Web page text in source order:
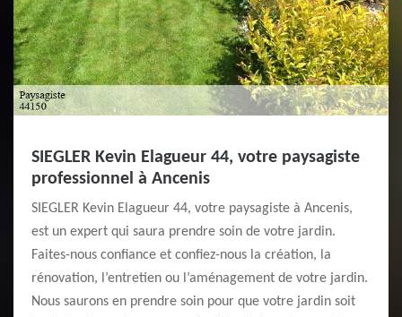
SIEGLER Kevin Elagueur 44, votre paysagiste
professionnel à Ancenis
SIEGLER Kevin Elagueur 44, votre paysagiste à Ancenis,
est un expert qui saura prendre soin de votre jardin.
Faites-nous confiance et confiez-nous la création, la
rénovation, l’entretien ou l’aménagement de votre jardin.
Nous saurons en prendre soin pour que votre jardin soit